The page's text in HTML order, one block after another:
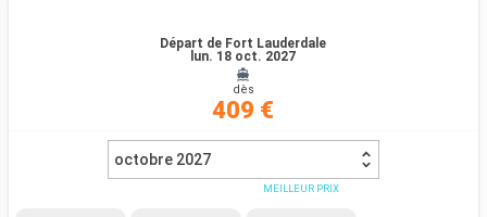
Départ de Fort Lauderdale
lun. 18 oct. 2027
dès
409 €
octobre 2027
MEILLEUR PRIX
Compagnies
Rechercher